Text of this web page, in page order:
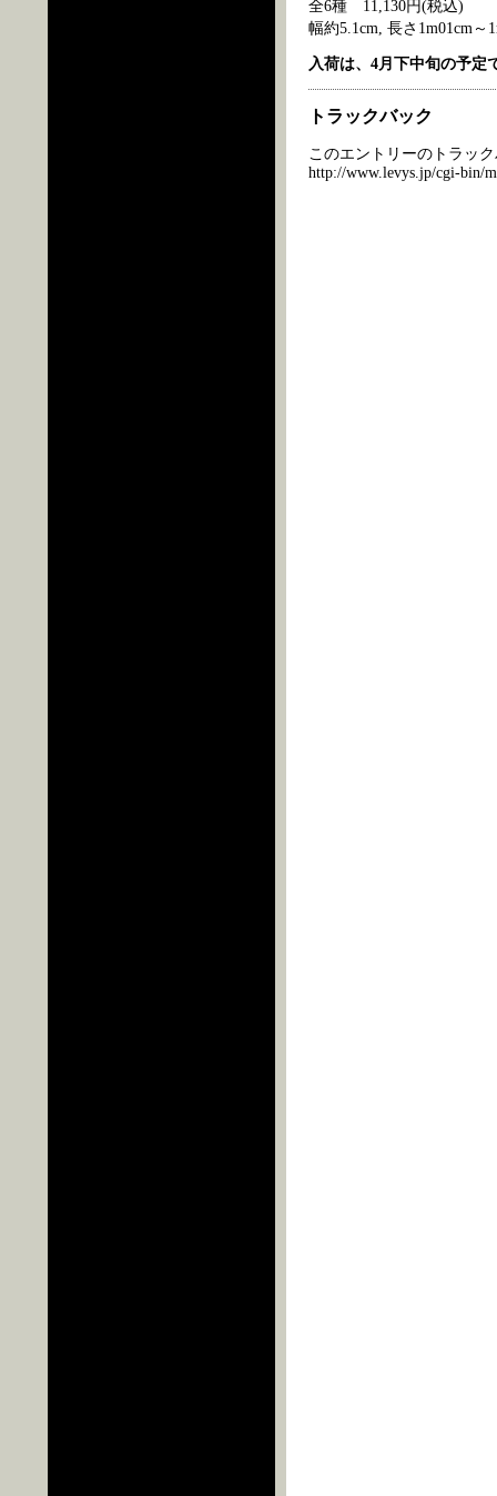
全6種 11,130円(税込)
幅約5.1cm, 長さ1m01cm～
入荷は、4月下中旬の予
トラックバック
このエントリーのトラッ
http://www.levys.jp/cgi-bin/